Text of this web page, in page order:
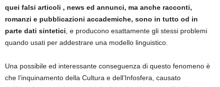
quei falsi articoli , news ed annunci, ma anche racconti,
romanzi e pubblicazioni accademiche, sono in tutto od in
parte dati sintetici , e producono esattamente gli stessi problemi
quando usati per addestrare una modello linguistico.
Una possibile ed interessante conseguenza di questo fenomeno è
che l’inquinamento della Cultura e dell’Infosfera, causato